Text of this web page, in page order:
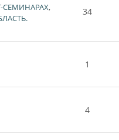
СЕМИНАРАХ, 34
1
4